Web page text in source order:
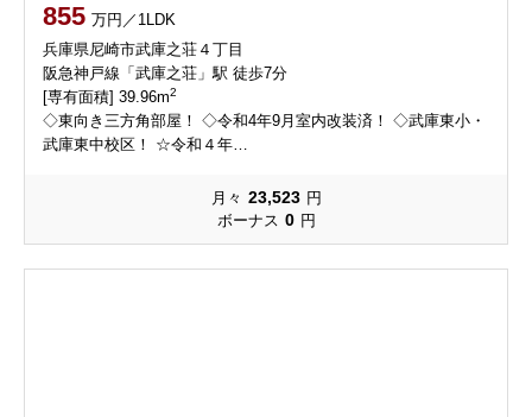
855 万円／1LDK
兵庫県尼崎市武庫之荘４丁目
阪急神戸線「武庫之荘」駅 徒歩7分
[専有面積] 39.96m2
◇東向き三方角部屋！ ◇令和4年9月室内改装済！ ◇武庫東小・
武庫東中校区！ ☆令和４年…
月々 23,523 円
ボーナス 0 円